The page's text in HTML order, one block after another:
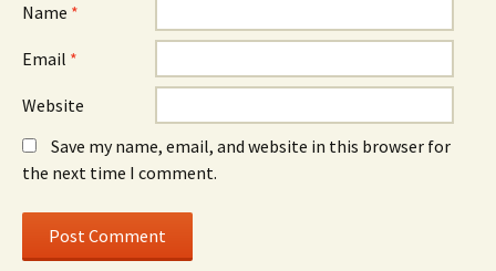
Name *
Email *
Website
Save my name, email, and website in this browser for
the next time I comment.